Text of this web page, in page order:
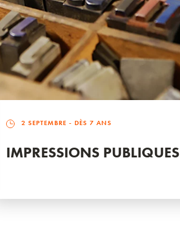
2 SEPTEMBRE - DÈS 7 ANS
IMPRESSIONS PUBLIQUES